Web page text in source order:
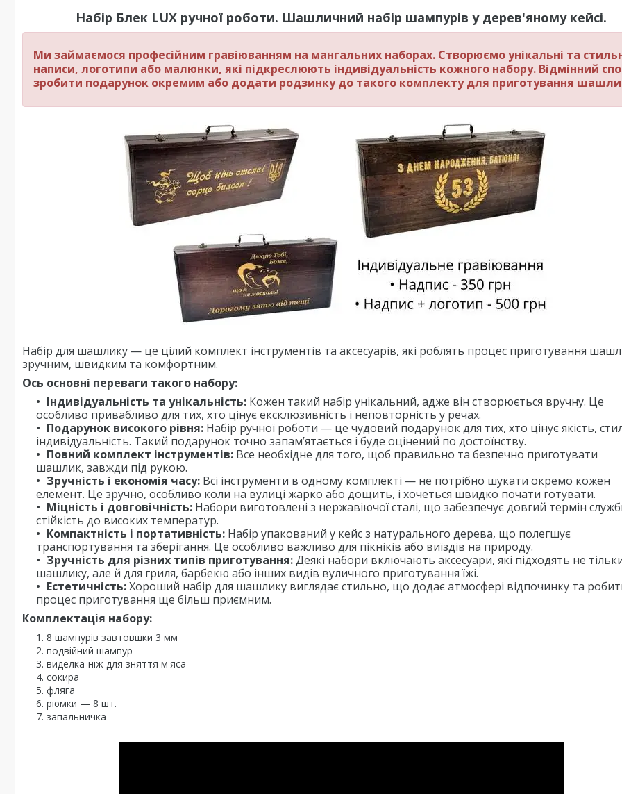
Набір Блек LUX ручної роботи. Шашличний набір шампурів у дерев'яному кейсі.
Ми займаємося професійним гравіюванням на мангальних наборах. Створюємо унікальні та
написи, логотипи або малюнки, які підкреслюють індивідуальність кожного набору. Відмінний
зробити подарунок окремим або додати родзинку до такого комплекту для приготування
Набір для шашлику — це цілий комплект інструментів та аксесуарів, які роблять процес приготування
зручним, швидким та комфортним.
Ось основні переваги такого набору:
Індивідуальність та унікальність: Кожен такий набір унікальний, адже він створюється вручну. Це
особливо привабливо для тих, хто цінує ексклюзивність і неповторність у речах.
Подарунок високого рівня: Набір ручної роботи — це чудовий подарунок для тих, хто цінує якість,
індивідуальність. Такий подарунок точно запам’ятається і буде оцінений по достоїнству.
Повний комплект інструментів: Все необхідне для того, щоб правильно та безпечно приготувати
шашлик, завжди під рукою.
Зручність і економія часу: Всі інструменти в одному комплекті — не потрібно шукати окремо кожен
елемент. Це зручно, особливо коли на вулиці жарко або дощить, і хочеться швидко почати готувати.
Міцність і довговічність: Набори виготовлені з нержавіючої сталі, що забезпечує довгий термін
стійкість до високих температур.
Компактність і портативність: Набір упакований у кейс з натурального дерева, що полегшує
транспортування та зберігання. Це особливо важливо для пікніків або виїздів на природу.
Зручність для різних типів приготування:Деякі набори включають аксесуари, які підходять не
шашлику, але й для гриля, барбекю або інших видів вуличного приготування їжі.
Естетичність:Хороший набір для шашлику виглядає стильно, що додає атмосфері відпочинку та
процес приготування ще більш приємним.
Комплектація набору:
8 шампурів завтовшки 3 мм
подвійний шампур
виделка-ніж для зняття м'яса
сокира
фляга
рюмки — 8 шт.
запальничка